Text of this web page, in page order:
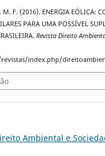
F. (2016). ENERGIA EÓLICA:
PARA UMA POSSÍVEL
Revista Direito
index.php/
Ambiental e